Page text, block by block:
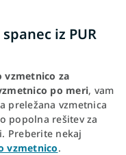
iz PUR
vzmetnico za
po meri, vam
preležana vzmetnica
popolna rešitev za
Preberite nekaj
vzmetnico.